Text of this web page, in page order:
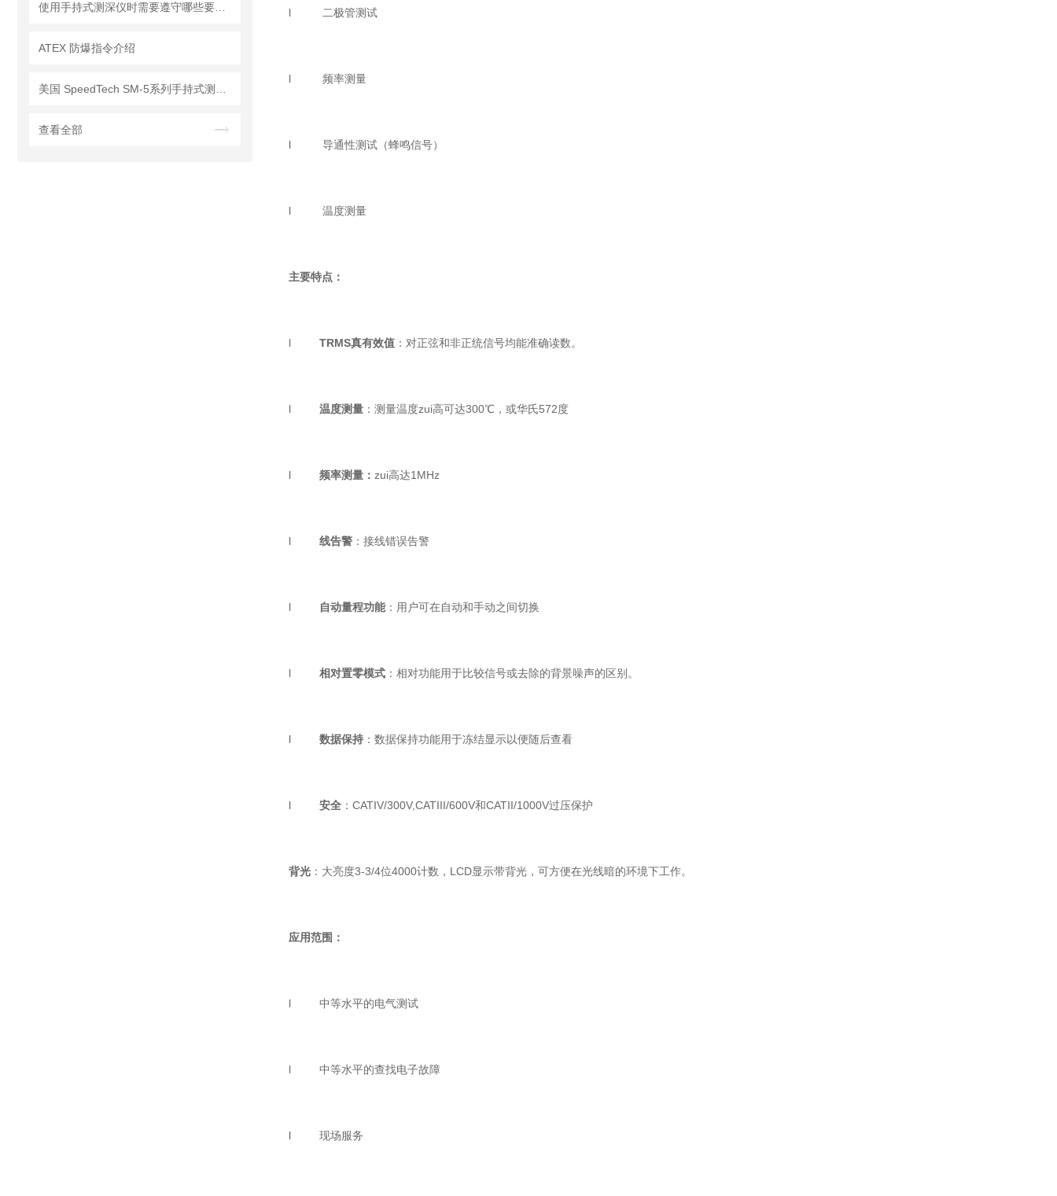
ATEX 防爆指令介绍
查看全部
l 二极管测试
l 频率测量
l 导通性测试（蜂鸣信号）
l 温度测量
主要特点：
l TRMS真有效值：对正弦和非正统信号均能准确读数。
l 温度测量：测量温度zui高可达300℃，或华氏572度
l 频率测量： zui高达1MHz
l 线告警：接线错误告警
l 自动量程功能：用户可在自动和手动之间切换
l 相对置零模式：相对功能用于比较信号或去除的背景噪声的区别。
l 数据保持：数据保持功能用于冻结显示以便随后查看
l 安全：CATIV/300V,CATIII/600V和CATII/1000V过压保护
背光：大亮度3-3/4位4000计数，LCD显示带背光，可方便在光线暗的环境下工作。
应用范围：
l 中等水平的电气测试
l 中等水平的查找电子故障
l 现场服务